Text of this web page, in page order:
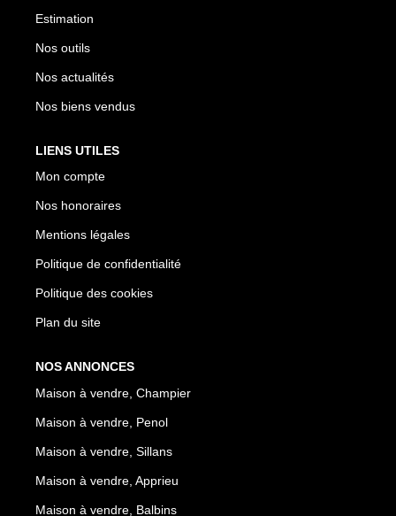
Estimation
Nos outils
Nos actualités
Nos biens vendus
LIENS UTILES
Mon compte
Nos honoraires
Mentions légales
Politique de confidentialité
Politique des cookies
Plan du site
NOS ANNONCES
Maison à vendre, Champier
Maison à vendre, Penol
Maison à vendre, Sillans
Maison à vendre, Apprieu
Maison à vendre, Balbins